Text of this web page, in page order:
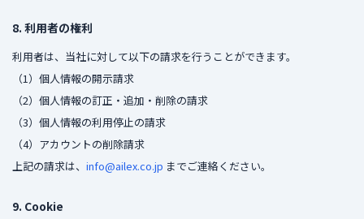
8. 利用者の権利
利用者は、当社に対して以下の請求を行うことができます。
（1）個人情報の開示請求
（2）個人情報の訂正・追加・削除の請求
（3）個人情報の利用停止の請求
（4）アカウントの削除請求
上記の請求は、 info@ailex.co.jp までご連絡ください。
9. Cookie